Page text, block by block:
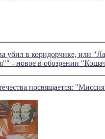
убил в коридорчике, или
- новое в обозрении
посвящается: